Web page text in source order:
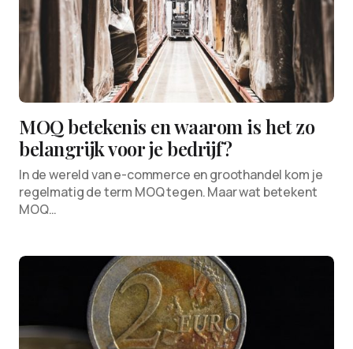
MOQ betekenis en waarom is het zo
belangrijk voor je bedrijf?
In de wereld van e-commerce en groothandel kom je
regelmatig de term MOQ tegen. Maar wat betekent
MOQ…